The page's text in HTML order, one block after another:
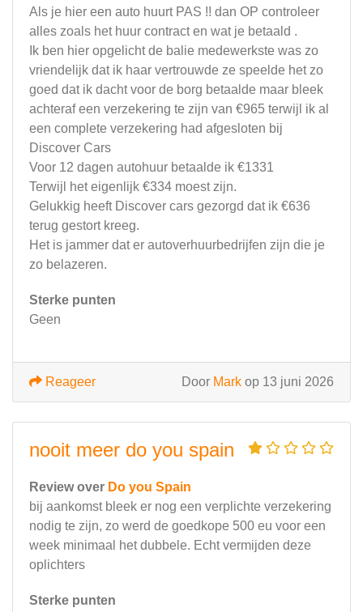
Als je hier een auto huurt PAS !! dan OP controleer
alles zoals het huur contract en wat je betaald .
Ik ben hier opgelicht de balie medewerkste was zo
vriendelijk dat ik haar vertrouwde ze speelde het zo
goed dat ik dacht voor de borg betaalde maar bleek
achteraf een verzekering te zijn van €965 terwijl ik al
een complete verzekering had afgesloten bij
Discover Cars
Voor 12 dagen autohuur betaalde ik €1331
Terwijl het eigenlijk €334 moest zijn.
Gelukkig heeft Discover cars gezorgd dat ik €636
terug gestort kreeg.
Het is jammer dat er autoverhuurbedrijfen zijn die je
zo belazeren.
Sterke punten
Geen
Door Mark op 13 juni 2026
Reageer
nooit meer do you spain
Review over Do you Spain
bij aankomst bleek er nog een verplichte verzekering
nodig te zijn, zo werd de goedkope 500 eu voor een
week minimaal het dubbele. Echt vermijden deze
oplichters
Sterke punten